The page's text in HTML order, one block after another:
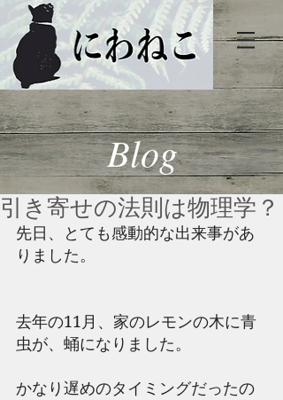
Blog
引き寄せの法則は物理学？
先日、とても感動的な出来事があ
りました。
去年の11月、家のレモンの木に青
虫が、蛹になりました。
かなり遅めのタイミングだったの